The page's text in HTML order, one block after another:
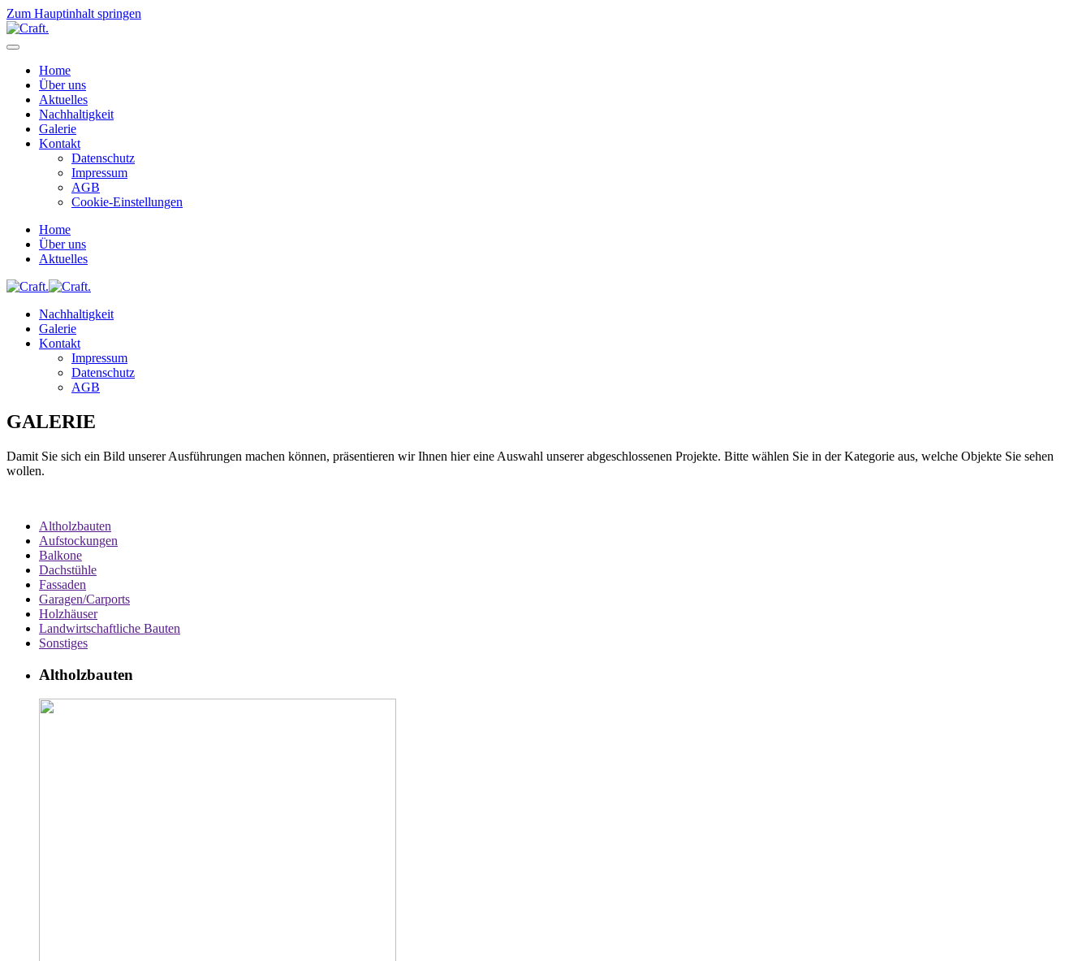
Zum Hauptinhalt springen
Home
Über uns
Aktuelles
Nachhaltigkeit
Galerie
Kontakt
Datenschutz
Impressum
AGB
Cookie-Einstellungen
Home
Über uns
Aktuelles
Nachhaltigkeit
Galerie
Kontakt
Impressum
Datenschutz
AGB
GALERIE
Damit Sie sich ein Bild unserer Ausführungen machen können, präsentieren wir Ihnen hier eine Auswahl unserer abgeschlossenen Projekte. Bitte wählen Sie in der Kategorie aus, welche Objekte Sie sehen
wollen.
Altholzbauten
Aufstockungen
Balkone
Dachstühle
Fassaden
Garagen/Carports
Holzhäuser
Landwirtschaftliche Bauten
Sonstiges
Altholzbauten